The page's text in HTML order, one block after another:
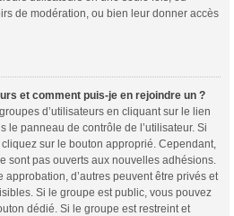
de modération, ou bien leur donner accès
et comment puis-je en rejoindre un ?
d’utilisateurs en cliquant sur le lien
le panneau de contrôle de l’utilisateur. Si
sur le bouton approprié. Cependant,
sont pas ouverts aux nouvelles adhésions.
d’autres peuvent être privés et
Si le groupe est public, vous pouvez
dédié. Si le groupe est restreint et